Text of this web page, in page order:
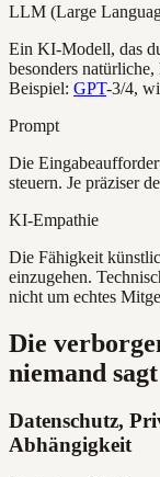
LLM (Large
Ein KI-Modell, das
besonders
Beispiel: GPT-3/4,
Prompt
Die
steuern. Je präziser
KI-Empathie
Die Fähigkeit
einzugehen.
nicht um echtes
Die
niemand sagt
Datenschutz,
Abhängigkeit